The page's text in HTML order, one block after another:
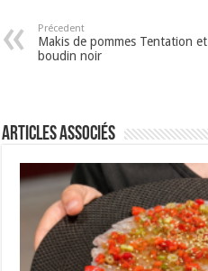
Précedent
Makis de pommes Tentation et
boudin noir
Articles associés